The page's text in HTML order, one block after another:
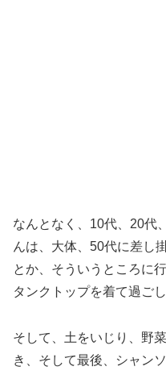
なんとなく、10代、20代
んは、大体、50代に差し
とか、そういうところに
タンクトップを着て過ごし
そして、土をいじり、野
き、そして最後、シャン